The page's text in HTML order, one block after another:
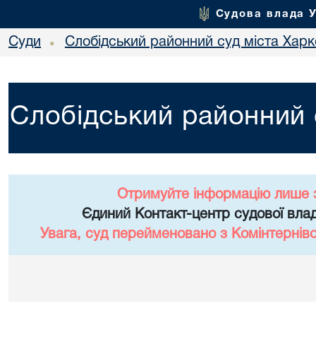
Судова влада
Суди • Слобідський районний суд міста
Слобідський районний
Отримуйте інформацію лише
Єдиний Контакт-центр судової
Увага, суд перейменовано з